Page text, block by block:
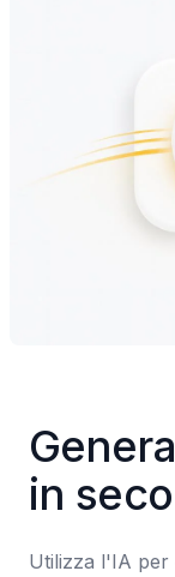
in
Utilizza l'IA per